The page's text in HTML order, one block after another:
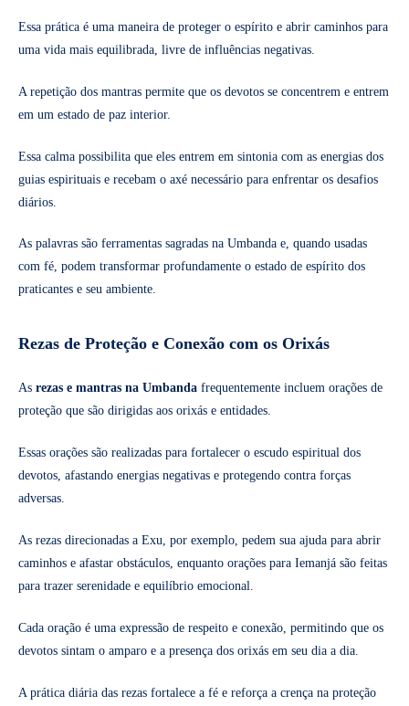
Essa prática é uma maneira de proteger o espírito e abrir caminhos para
uma vida mais equilibrada, livre de influências negativas.
A repetição dos mantras permite que os devotos se concentrem e entrem
em um estado de paz interior.
Essa calma possibilita que eles entrem em sintonia com as energias dos
guias espirituais e recebam o axé necessário para enfrentar os desafios
diários.
As palavras são ferramentas sagradas na Umbanda e, quando usadas
com fé, podem transformar profundamente o estado de espírito dos
praticantes e seu ambiente.
Rezas de Proteção e Conexão com os Orixás
As rezas e mantras na Umbanda frequentemente incluem orações de
proteção que são dirigidas aos orixás e entidades.
Essas orações são realizadas para fortalecer o escudo espiritual dos
devotos, afastando energias negativas e protegendo contra forças
adversas.
As rezas direcionadas a Exu, por exemplo, pedem sua ajuda para abrir
caminhos e afastar obstáculos, enquanto orações para Iemanjá são feitas
para trazer serenidade e equilíbrio emocional.
Cada oração é uma expressão de respeito e conexão, permitindo que os
devotos sintam o amparo e a presença dos orixás em seu dia a dia.
A prática diária das rezas fortalece a fé e reforça a crença na proteção